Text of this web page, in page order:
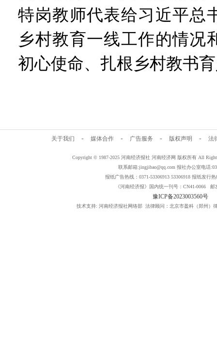
特岗教师代表给习近平总
乡村教育一线工作的情况
初心使命、扎根乡村教书
关于我们 - 媒体合作 - 广告服务 - 版权声明 - 法
Copyright © 1987-2025 河南经济报社 河南经济网 版权所有 All
联系邮箱:jingjibao@qq.com 报社办公室电话
报纸广告热线：0371-53306913 53306918 报纸发行热
《河南经济报》国内统一刊号：CN41-0066 邮
豫ICP备2023003560号
技术支持: 河南经济报社网络部 法律顾问：北京市盈科（郑州